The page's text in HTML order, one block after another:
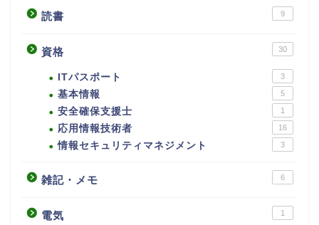
読書 9
資格 30
ITパスポート 3
基本情報 5
安全確保支援士 1
応用情報技術者 16
情報セキュリティマネジメント 3
雑記・メモ 6
電気 1